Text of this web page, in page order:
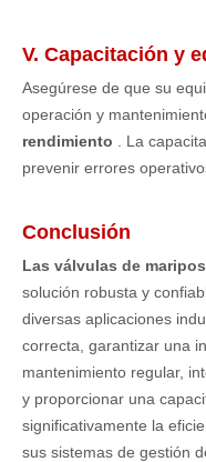
V. Capacitación y
Asegúrese de que su
operación y
rendimiento
. La
prevenir errores
Conclusión
Las válvulas de
solución robusta y
diversas aplicaciones
correcta, garantizar una
mantenimiento regular,
y proporcionar una
significativamente la
sus sistemas de gestión